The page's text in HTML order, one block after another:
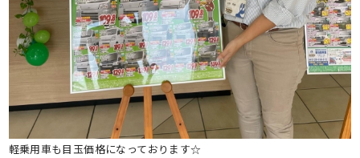
軽乗用車も目玉価格になっております☆